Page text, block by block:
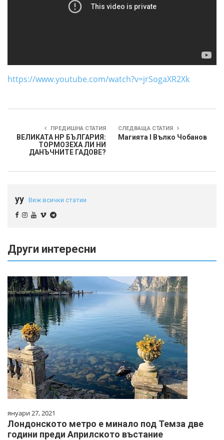
https://www.youtube.com/watch?v=jrSogaXR2Xk
ПРЕДИШНА СТАТИЯ
ВЕЛИКАТА НР БЪЛГАРИЯ:
ТОРМОЗЕХА ЛИ НИ
ДАНЪЧНИТЕ ГАДОВЕ?
СЛЕДВАЩА СТАТИЯ
Магията I Вълко Чобанов
yy Виж всички статии
Други интересни
януари 27, 2021
Лондонското метро е минало под Темза две
години преди Априлското въстание